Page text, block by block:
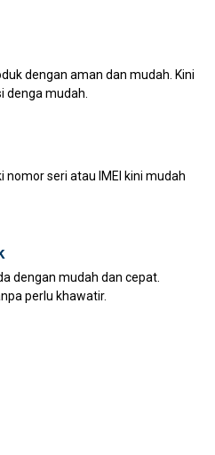
dengan aman dan mudah. Kini
denga mudah.
seri atau IMEI kini mudah
dengan mudah dan cepat.
perlu khawatir.